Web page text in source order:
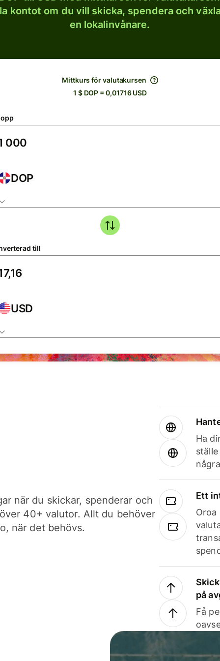
kontot om du vill skicka, spendera och
en lokalinvånare.
Mittkurs för valutakursen
1 $ DOP = 0,01716 USD
DOP
till
USD
när du skickar, spenderar och
40+ valutor. Allt du behöver
när det behövs.
Ha
Ett
Oroa
på
Få